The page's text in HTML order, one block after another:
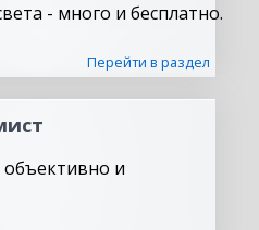
- много и бесплатно.
Перейти в раздел
объективно и